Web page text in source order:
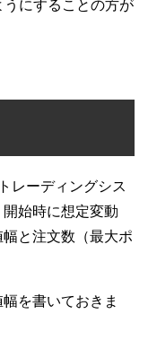
にすることの方が
レーディングシス
開始時に想定変動
と注文数（最大ポ
を書いておきま